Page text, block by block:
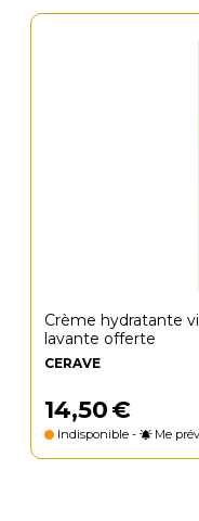
Crème hydratante
lavante offerte
CERAVE
14,50€
Indisponible - Me